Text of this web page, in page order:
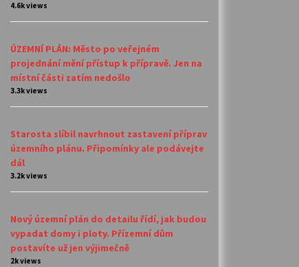
4.6k views
ÚZEMNÍ PLÁN: Město po veřejném
projednání mění přístup k přípravě. Jen na
místní části zatím nedošlo
3.3k views
Starosta slíbil navrhnout zastavení příprav
územního plánu. Připomínky ale podávejte
dál
3.2k views
Nový územní plán do detailu řídí, jak budou
vypadat domy i ploty. Přízemní dům
postavíte už jen výjimečně
2k views